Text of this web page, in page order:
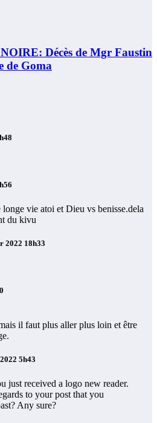
Décès de Mgr Faustin
de Goma
vie atoi et Dieu vs benisse.dela
du kivu
2022 18h33
il faut plus aller plus loin et être
5h43
just received a logo new reader.
to your post that you
Any sure?